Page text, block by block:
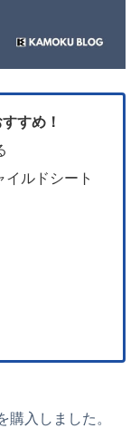
すめ！
イルドシート
購入しました。